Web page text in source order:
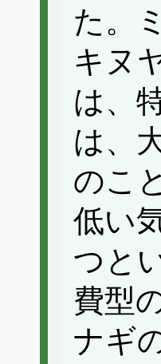
た。
キヌ
は、
は、
のこ
低い
つと
費型
ナギ